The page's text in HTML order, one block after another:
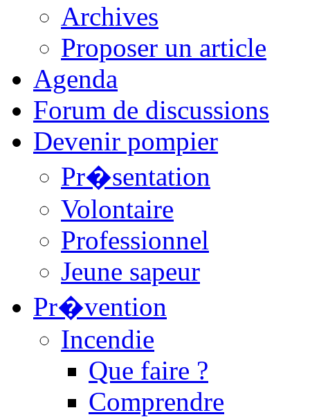
Archives
Proposer un article
Agenda
Forum de discussions
Devenir pompier
Pr�sentation
Volontaire
Professionnel
Jeune sapeur
Pr�vention
Incendie
Que faire ?
Comprendre